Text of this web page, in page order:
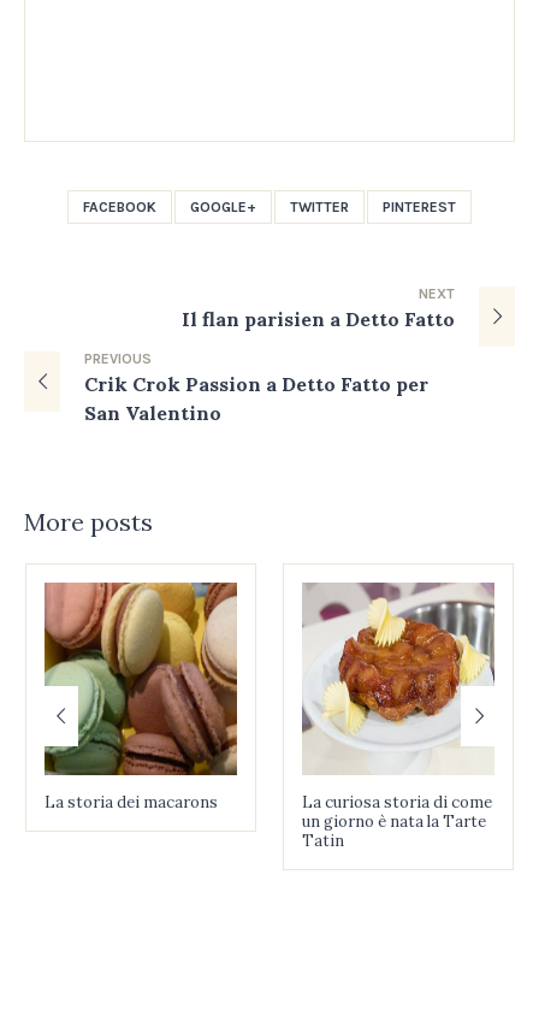
FACEBOOK GOOGLE+ TWITTER PINTEREST
NEXT
Il flan parisien a Detto Fatto
PREVIOUS
Crik Crok Passion a Detto Fatto per
San Valentino
More posts
La storia dei macarons
La curiosa storia di come
un giorno è nata la Tarte
Tatin